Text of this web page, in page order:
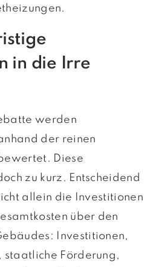
in die Irre
werden
der reinen
Diese
zu kurz. Entscheidend
allein die Investitionen
über den
Investitionen,
staatliche Förderung,